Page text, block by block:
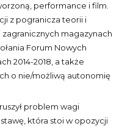
performance i film.
z pogranicza teorii i
magazynach
Forum Nowych
2014-2018, a także
o nie/możliwą autonomię
problem wagi
która stoi w opozycji